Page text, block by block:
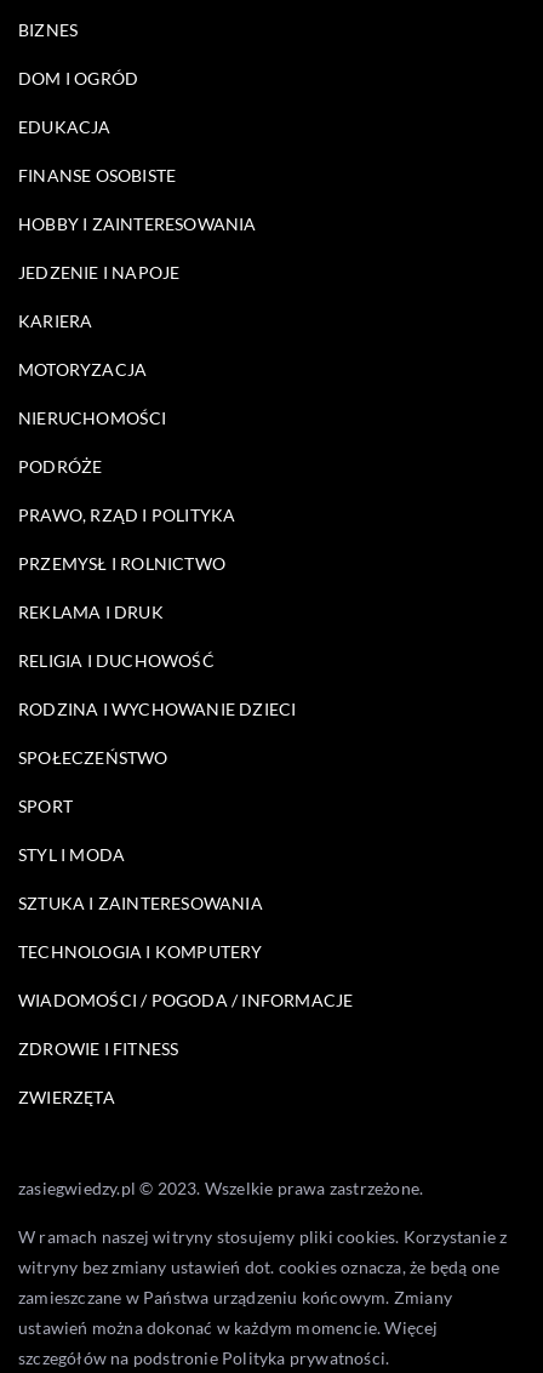
BIZNES
DOM I OGRÓD
EDUKACJA
FINANSE OSOBISTE
HOBBY I ZAINTERESOWANIA
JEDZENIE I NAPOJE
KARIERA
MOTORYZACJA
NIERUCHOMOŚCI
PODRÓŻE
PRAWO, RZĄD I POLITYKA
PRZEMYSŁ I ROLNICTWO
REKLAMA I DRUK
RELIGIA I DUCHOWOŚĆ
RODZINA I WYCHOWANIE DZIECI
SPOŁECZEŃSTWO
SPORT
STYL I MODA
SZTUKA I ZAINTERESOWANIA
TECHNOLOGIA I KOMPUTERY
WIADOMOŚCI / POGODA / INFORMACJE
ZDROWIE I FITNESS
ZWIERZĘTA
zasiegwiedzy.pl © 2023. Wszelkie prawa zastrzeżone.
W ramach naszej witryny stosujemy pliki cookies. Korzystanie z
witryny bez zmiany ustawień dot. cookies oznacza, że będą one
zamieszczane w Państwa urządzeniu końcowym. Zmiany
ustawień można dokonać w każdym momencie. Więcej
szczegółów na podstronie Polityka prywatności.